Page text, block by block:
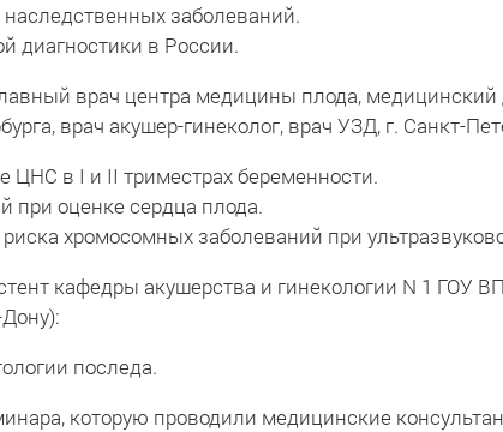
заболеваний.
диагностики в России.
врач центра медицины плода, медицинский
врач акушер-гинеколог, врач УЗД, г. Санкт-
ЦНС в I и II триместрах беременности.
при оценке сердца плода.
хромосомных заболеваний при
кафедры акушерства и гинекологии N 1 ГОУ
последа.
которую проводили медицинские